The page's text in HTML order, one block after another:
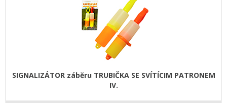
SIGNALIZÁTOR záběru TRUBIČKA SE SVÍTÍCIM PATRONEM
IV.